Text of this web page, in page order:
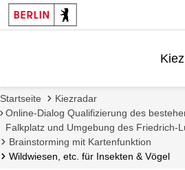
Startseite
Kiezradar
Online-Dialog Qualifizierung des
Falkplatz und Umgebung des Friedrich-
Brainstorming mit Kartenfunktion
Wildwiesen, etc. für Insekten & Vögel